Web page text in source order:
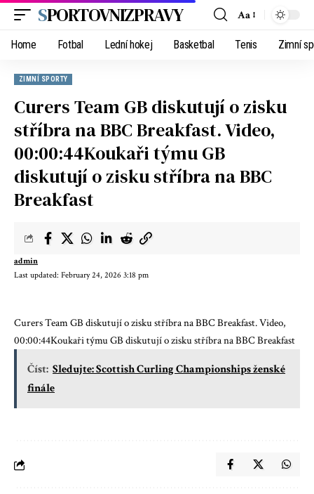
SPORTOVNIZPRAVY Aa
Home Fotbal Lední hokej Basketbal Tenis Zimní
ZIMNÍ SPORTY
Curers Team GB diskutují o zisku
stříbra na BBC Breakfast. Video,
00:00:44Koukaři týmu GB
diskutují o zisku stříbra na BBC
Breakfast
Last updated: February 24, 2026 3:18 pm
admin
Curers Team GB diskutují o zisku stříbra na BBC Breakfast. Video,
00:00:44Koukaři týmu GB diskutují o zisku stříbra na BBC Breakfast
Číst: Sledujte: Scottish Curling Championships ženské
finále